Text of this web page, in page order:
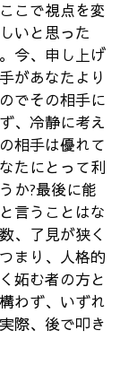
こで視点を変
いと思った
今、申し上げ
があなたより
でその相手に
、冷静に考え
相手は優れて
たにとって利
か?最後に能
言うことはな
、了見が狭く
まり、人格的
妬む者の方と
わず、いずれ
際、後で叩き